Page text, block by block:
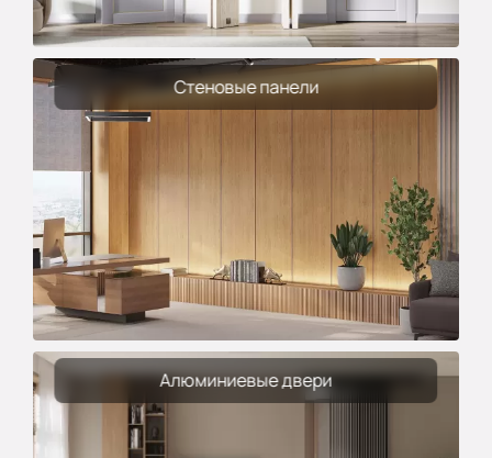
Стеновые панели
Алюминиевые двери